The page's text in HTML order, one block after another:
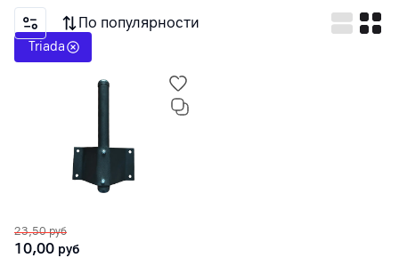
По популярности
Triada
23,50 руб
10,00 руб